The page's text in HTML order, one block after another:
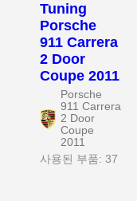
Tuning
Porsche
911 Carrera
2 Door
Coupe 2011
Porsche
911 Carrera
2 Door
Coupe
2011
사용된 부품: 37